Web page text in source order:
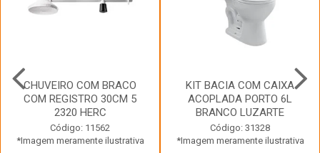
CHUVEIRO COM BRACO
COM REGISTRO 30CM 5
2320 HERC
Código: 11562
*Imagem meramente ilustrativa
KIT BACIA COM CAIXA
ACOPLADA PORTO 6L
BRANCO LUZARTE
Código: 31328
*Imagem meramente ilustrativa